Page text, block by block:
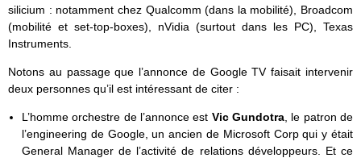
silicium : notamment chez Qualcomm (dans la mobilité), Broadcom
(mobilité et set-top-boxes), nVidia (surtout dans les PC), Texas
Instruments.
Notons au passage que l’annonce de Google TV faisait intervenir
deux personnes qu’il est intéressant de citer :
L’homme orchestre de l’annonce est Vic Gundotra, le patron de
l’engineering de Google, un ancien de Microsoft Corp qui y était
General Manager de l’activité de relations développeurs. Et ce